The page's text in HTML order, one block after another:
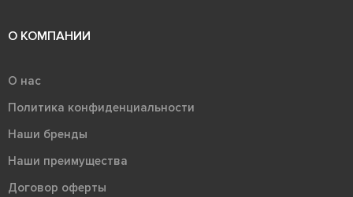
О КОМПАНИИ
О нас
Политика конфиденциальности
Наши бренды
Наши преимущества
Договор оферты